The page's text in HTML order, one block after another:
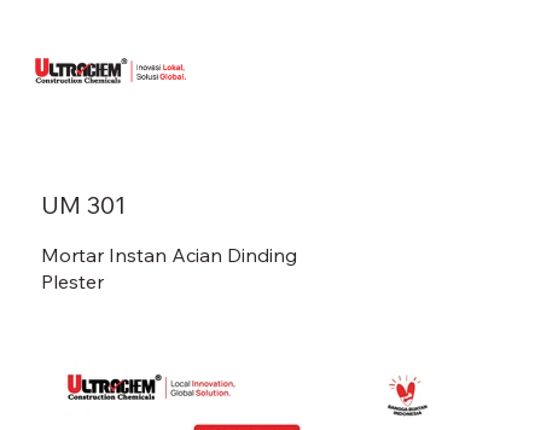
UM 301
Mortar Instan Acian Dinding
Plester